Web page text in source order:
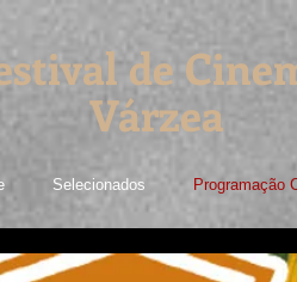
de
Várzea
Selecionados Programação